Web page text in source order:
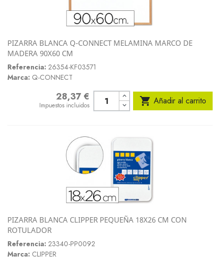
PIZARRA BLANCA Q-CONNECT MELAMINA MARCO DE
MADERA 90X60 CM
Referencia: 26354-KF03571
Marca: Q-CONNECT
Precio28,37 €
Impuestos incluidos  Añadir al carrito
PIZARRA BLANCA CLIPPER PEQUEÑA 18X26 CM CON
ROTULADOR
Referencia: 23340-PP0092
Marca: CLIPPER